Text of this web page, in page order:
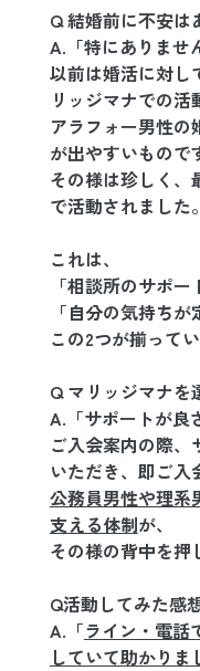
Q 結婚前に不安は
A.「特にありませ
以前は婚活に対し
リッジマナでの活
アラフォー男性の
が出やすいもので
その様は珍しく、
で活動されました。
これは、
「相談所のサポー
「自分の気持ちが
この2つが揃って
Q マリッジマナを
A.「サポートが良
ご入会案内の際、
いただき、即ご入
公務員男性や理系
支える体制が、
その様の背中を押
Q活動してみた感
A.「ライン・電話
していて助かりま